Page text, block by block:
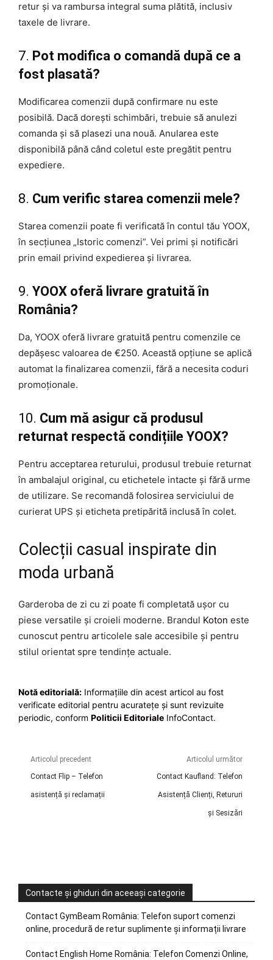
retur și va rambursa integral suma plătită, inclusiv
taxele de livrare.
7. Pot modifica o comandă după ce a
fost plasată?
Modificarea comenzii după confirmare nu este
posibilă. Dacă dorești schimbări, trebuie să anulezi
comanda și să plasezi una nouă. Anularea este
disponibilă până când coletul este pregătit pentru
expediere.
8. Cum verific starea comenzii mele?
Starea comenzii poate fi verificată în contul tău YOOX,
în secțiunea „Istoric comenzi”. Vei primi și notificări
prin email privind expedierea și livrarea.
9. YOOX oferă livrare gratuită în
România?
Da, YOOX oferă livrare gratuită pentru comenzile ce
depășesc valoarea de €250. Această opțiune se aplică
automat la finalizarea comenzii, fără a necesita coduri
promoționale.
10. Cum mă asigur că produsul
returnat respectă condițiile YOOX?
Pentru acceptarea returului, produsul trebuie returnat
în ambalajul original, cu etichetele intacte și fără urme
de utilizare. Se recomandă folosirea serviciului de
curierat UPS și eticheta pretipărită inclusă în colet.
Colecții casual inspirate din
moda urbană
Garderoba de zi cu zi poate fi completată ușor cu
piese versatile și croieli moderne. Brandul Koton este
cunoscut pentru articolele sale accesibile și pentru
stilul orientat spre tendințe actuale.
Notă editorială: Informațiile din acest articol au fost
verificate editorial pentru acuratețe și sunt revizuite
periodic, conform Politicii Editoriale InfoContact.
Articolul precedent
Contact Flip – Telefon
asistență și reclamații
Articolul următor
Contact Kaufland: Telefon
Asistență Clienți, Retururi
și Sesizări
Contacte și ghiduri din aceeași categorie
Contact GymBeam România: Telefon suport comenzi
online, procedură de retur suplimente și informații livrare
Contact English Home România: Telefon Comenzi Online,